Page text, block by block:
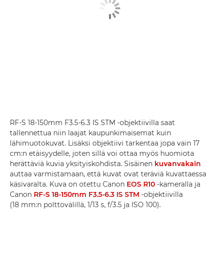
RF-S 18-150mm F3.5-6.3 IS STM -objektiivilla saat
tallennettua niin laajat kaupunkimaisemat kuin
lähimuotokuvat. Lisäksi objektiivi tarkentaa jopa vain 17
cm:n etäisyydelle, joten sillä voi ottaa myös huomiota
herättäviä kuvia yksityiskohdista. Sisäinen kuvanvakain
auttaa varmistamaan, että kuvat ovat teräviä kuvattaessa
käsivaralta. Kuva on otettu Canon EOS R10 -kameralla ja
Canon RF-S 18-150mm F3.5-6.3 IS STM -objektiivilla
(18 mm:n polttovälillä, 1/13 s, f/3.5 ja ISO 100).